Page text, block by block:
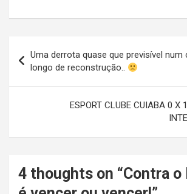
de
Post
Uma derrota quase que previsível
longo de reconstrução..
ESPORT CLUBE CUIABA 0 X
4 thoughts on “Contra o